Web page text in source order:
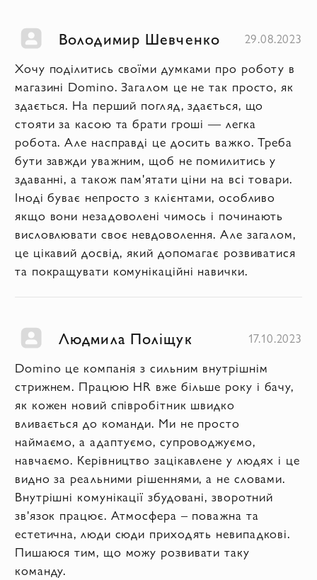
Володимир Шевченко 29.08.2023
Хочу поділитись своїми думками про роботу в
магазині Domino. Загалом це не так просто, як
здається. На перший погляд, здається, що
стояти за касою та брати гроші — легка
робота. Але насправді це досить важко. Треба
бути завжди уважним, щоб не помилитись у
здаванні, а також пам'ятати ціни на всі товари.
Іноді буває непросто з клієнтами, особливо
якщо вони незадоволені чимось і починають
висловлювати своє невдоволення. Але загалом,
це цікавий досвід, який допомагає розвиватися
та покращувати комунікаційні навички.
Людмила Поліщук 17.10.2023
Domino це компанія з сильним внутрішнім
стрижнем. Працюю HR вже більше року і бачу,
як кожен новий співробітник швидко
вливається до команди. Ми не просто
наймаємо, а адаптуємо, супроводжуємо,
навчаємо. Керівництво зацікавлене у людях і це
видно за реальними рішеннями, а не словами.
Внутрішні комунікації збудовані, зворотний
зв'язок працює. Атмосфера – поважна та
естетична, люди сюди приходять невипадкові.
Пишаюся тим, що можу розвивати таку
команду.